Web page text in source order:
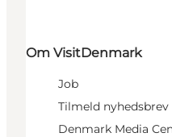
Om VisitDenmark
Job
Tilmeld nyhedsbrev
Denmark Media